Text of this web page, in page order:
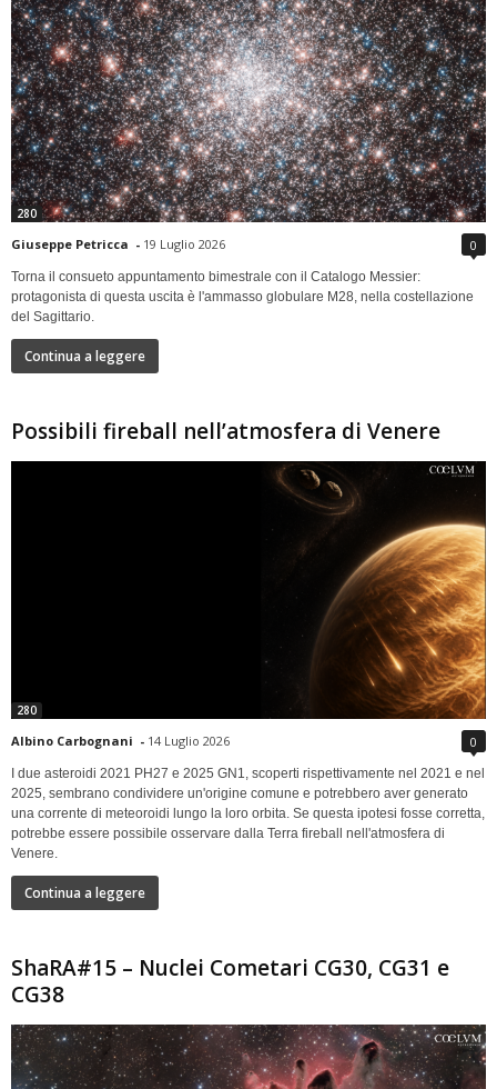
280
Giuseppe Petricca - 19 Luglio 2026 0
Torna il consueto appuntamento bimestrale con il Catalogo Messier:
protagonista di questa uscita è l'ammasso globulare M28, nella costellazione
del Sagittario.
Continua a leggere
Possibili fireball nell’atmosfera di Venere
280
Albino Carbognani - 14 Luglio 2026 0
I due asteroidi 2021 PH27 e 2025 GN1, scoperti rispettivamente nel 2021 e nel
2025, sembrano condividere un'origine comune e potrebbero aver generato
una corrente di meteoroidi lungo la loro orbita. Se questa ipotesi fosse corretta,
potrebbe essere possibile osservare dalla Terra fireball nell'atmosfera di
Venere.
Continua a leggere
ShaRA#15 – Nuclei Cometari CG30, CG31 e
CG38